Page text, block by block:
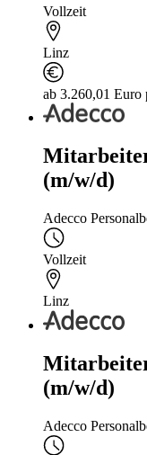
Vollzeit
Linz
ab 3.260,01 Euro
(m/w/d)
Adecco
Vollzeit
Linz
(m/w/d)
Adecco